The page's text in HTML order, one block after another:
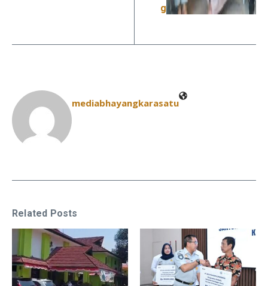
g
mediabhayangkarasatu
Related Posts